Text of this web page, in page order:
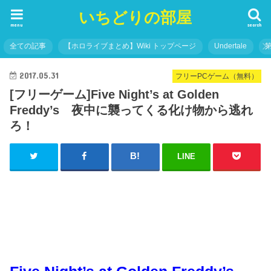
いちどりの部屋 search
menu
全ての記事 【ホロライブまとめ】Wiki トップページ Undertale
フリーPCゲーム（無料）
2017.05.31
[フリーゲーム]Five Night’s at Golden
Freddy’s 夜中に襲ってくる化け物から逃れ
ろ！
LINE